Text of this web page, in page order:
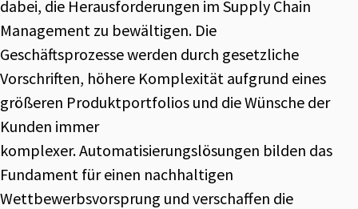
dabei, die Herausforderungen im Supply Chain
Management zu bewältigen. Die
Geschäftsprozesse werden durch gesetzliche
Vorschriften, höhere Komplexität aufgrund eines
größeren Produktportfolios und die Wünsche der
Kunden immer
komplexer. Automatisierungslösungen bilden das
Fundament für einen nachhaltigen
Wettbewerbsvorsprung und verschaffen die